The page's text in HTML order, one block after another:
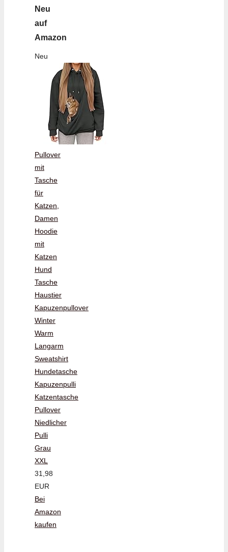
Neu
auf
Amazon
Neu
Pullover
mit
Tasche
für
Katzen,
Damen
Hoodie
mit
Katzen
Hund
Tasche
Haustier
Kapuzenpullover
Winter
Warm
Langarm
Sweatshirt
Hundetasche
Kapuzenpulli
Katzentasche
Pullover
Niedlicher
Pulli
Grau
XXL
31,98
EUR
Bei
Amazon
kaufen